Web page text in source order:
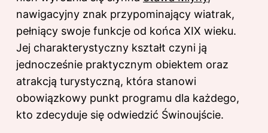
nawigacyjny znak przypominający wiatrak,
pełniący swoje funkcje od końca XIX wieku.
Jej charakterystyczny kształt czyni ją
jednocześnie praktycznym obiektem oraz
atrakcją turystyczną, która stanowi
obowiązkowy punkt programu dla każdego,
kto zdecyduje się odwiedzić Świnoujście.